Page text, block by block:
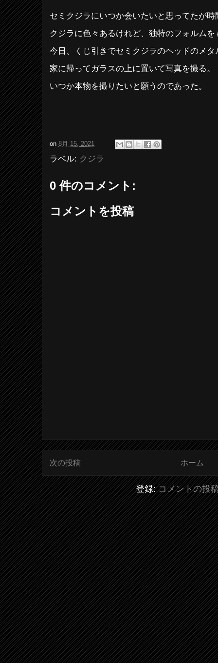
セミクジラにいつか会いたいと思ってたが
クジラに色々あるけれど、独特のフォルム
今日、くじ引きでセミクジラのヘッドのメ
家に帰ってガラスの上に置いて写真を撮る。
いつか本物を撮りたいと願うのであった。
on 8月 15, 2021
ラベル: クジラ
0 件のコメント:
コメントを投稿
次の投稿 ホーム
登録:コメントの投